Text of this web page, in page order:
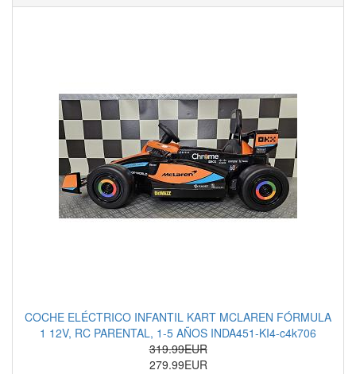
COCHE ELÉCTRICO INFANTIL KART MCLAREN FÓRMULA
1 12V, RC PARENTAL, 1-5 AÑOS INDA451-KI4-c4k706
319.99EUR
279.99EUR